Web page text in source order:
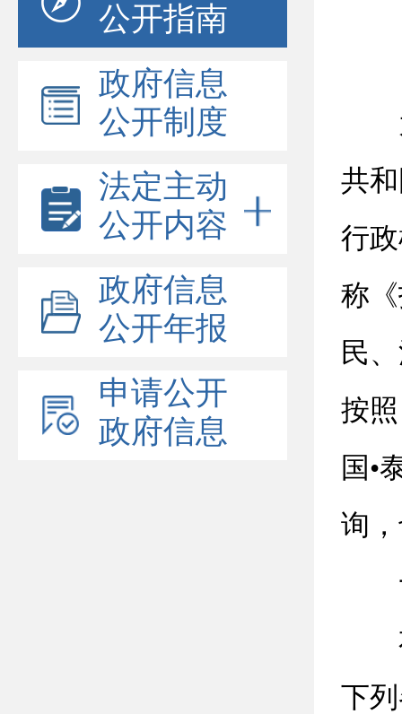
公开指南
政府信息
公开制度
法定主动
公开内容
政府信息
公开年报
申请公开
政府信息
共
行
称
民
按
国•
询
下